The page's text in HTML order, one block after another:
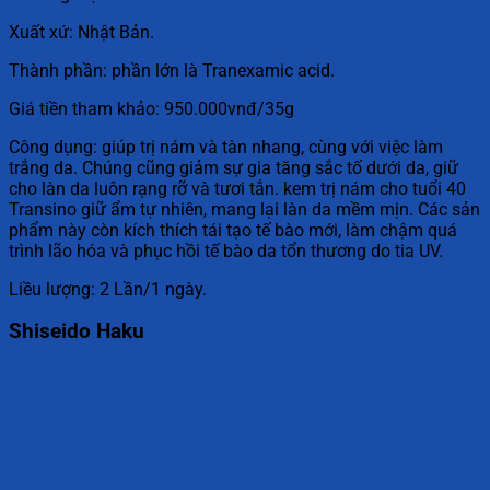
Xuất xứ: Nhật Bản.
Thành phần: phần lớn là Tranexamic acid.
Giá tiền tham khảo: 950.000vnđ/35g
Công dụng: giúp trị nám và tàn nhang, cùng với việc làm
trắng da. Chúng cũng giảm sự gia tăng sắc tố dưới da, giữ
cho làn da luôn rạng rỡ và tươi tắn. kem trị nám cho tuổi 40
Transino giữ ẩm tự nhiên, mang lại làn da mềm mịn. Các sản
phẩm này còn kích thích tái tạo tế bào mới, làm chậm quá
trình lão hóa và phục hồi tế bào da tổn thương do tia UV.
Liều lượng: 2 Lần/1 ngày.
Shiseido Haku